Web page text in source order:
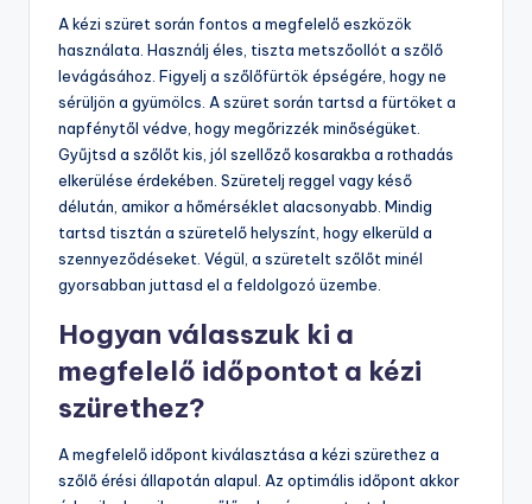
Milyen gyakorlati
tippek segíthetnek a
kézi szüret során?
A kézi szüret során fontos a megfelelő eszközök
használata. Használj éles, tiszta metszőollót a szőlő
levágásához. Figyelj a szőlőfürtök épségére, hogy ne
sérüljön a gyümölcs. A szüret során tartsd a fürtöket a
napfénytől védve, hogy megőrizzék minőségüket.
Gyűjtsd a szőlőt kis, jól szellőző kosarakba a rothadás
elkerülése érdekében. Szüretelj reggel vagy késő
délután, amikor a hőmérséklet alacsonyabb. Mindig
szennyeződéseket. Végül, a szüretelt szőlőt minél
gyorsabban juttasd el a feldolgozó üzembe.